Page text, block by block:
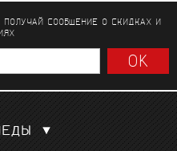
ПОЛУЧАЙ СООБЩЕНИЕО СКИДКАХ И